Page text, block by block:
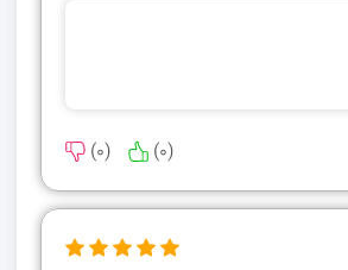
(
0
) (
0
)